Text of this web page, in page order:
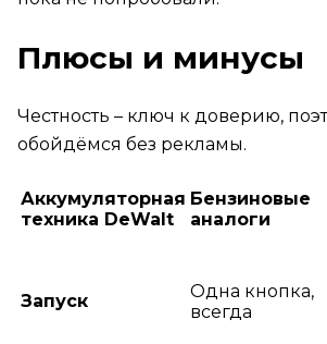
Плюсы и минусы
Честность – ключ к доверию,
обойдёмся без рекламы.
Аккумуляторная
техника DeWalt
Бензиновые
аналоги
Запуск
Одна кнопка,
всегда